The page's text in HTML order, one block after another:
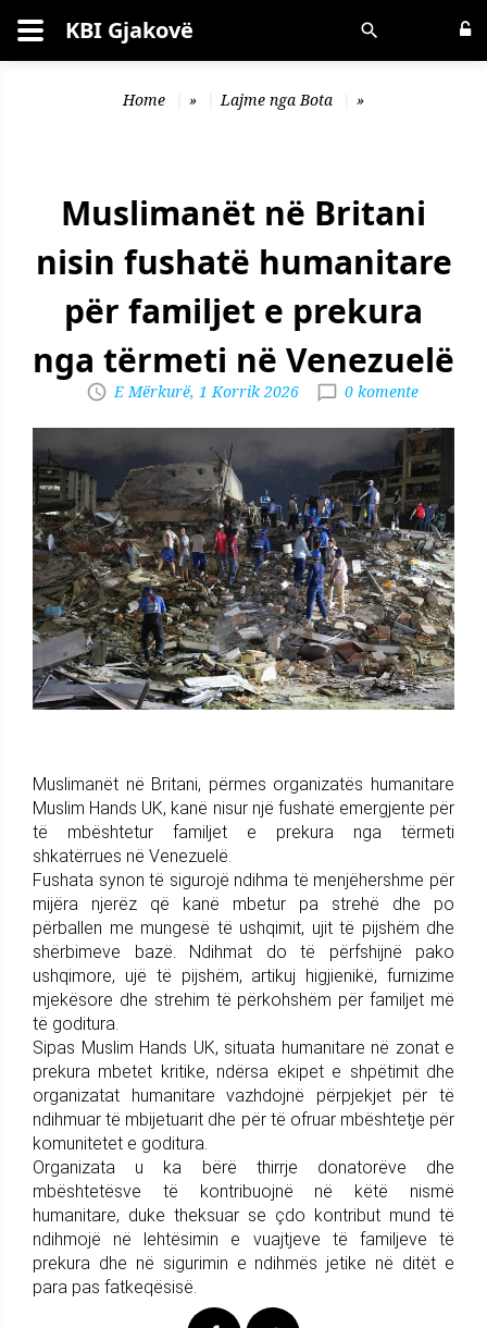
Kërko KBI Gjakovë
Home » Lajme nga Bota »
Muslimanët në Britani
nisin fushatë humanitare
për familjet e prekura
nga tërmeti në Venezuelë
E Mërkurë, 1 Korrik 2026 0 komente
Muslimanët në Britani, përmes organizatës humanitare
Muslim Hands UK, kanë nisur një fushatë emergjente për
të mbështetur familjet e prekura nga tërmeti
shkatërrues në Venezuelë.
Fushata synon të sigurojë ndihma të menjëhershme për
mijëra njerëz që kanë mbetur pa strehë dhe po
përballen me mungesë të ushqimit, ujit të pijshëm dhe
shërbimeve bazë. Ndihmat do të përfshijnë pako
ushqimore, ujë të pijshëm, artikuj higjienikë, furnizime
mjekësore dhe strehim të përkohshëm për familjet më
të goditura.
Sipas Muslim Hands UK, situata humanitare në zonat e
prekura mbetet kritike, ndërsa ekipet e shpëtimit dhe
organizatat humanitare vazhdojnë përpjekjet për të
ndihmuar të mbijetuarit dhe për të ofruar mbështetje për
komunitetet e goditura.
Organizata u ka bërë thirrje donatorëve dhe
mbështetësve të kontribuojnë në këtë nismë
humanitare, duke theksuar se çdo kontribut mund të
ndihmojë në lehtësimin e vuajtjeve të familjeve të
prekura dhe në sigurimin e ndihmës jetike në ditët e
para pas fatkeqësisë.